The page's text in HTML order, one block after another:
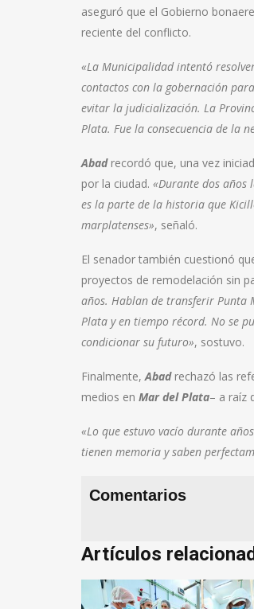
aseguró que el Gobierno
reciente del conflicto.
«La Municipalidad intentó
contactos con la gobernación
evitar la judicialización. La
Plata. Fue la consecuencia de la
Abadrecordó que, una vez
por la ciudad. «Durante dos años
es la parte de la historia que
marplatenses», señaló.
El senador también cuestionó
proyectos de remodelación sin
años. Hablan de transferir Punta
Plata y en tiempo récord. No se
condicionar su futuro», sostuvo.
Finalmente,Abad rechazó las
medios en Mar del Plata– a raíz
«Lo que estuvo vacío durante
tienen memoria y saben
Comentarios
Artículos